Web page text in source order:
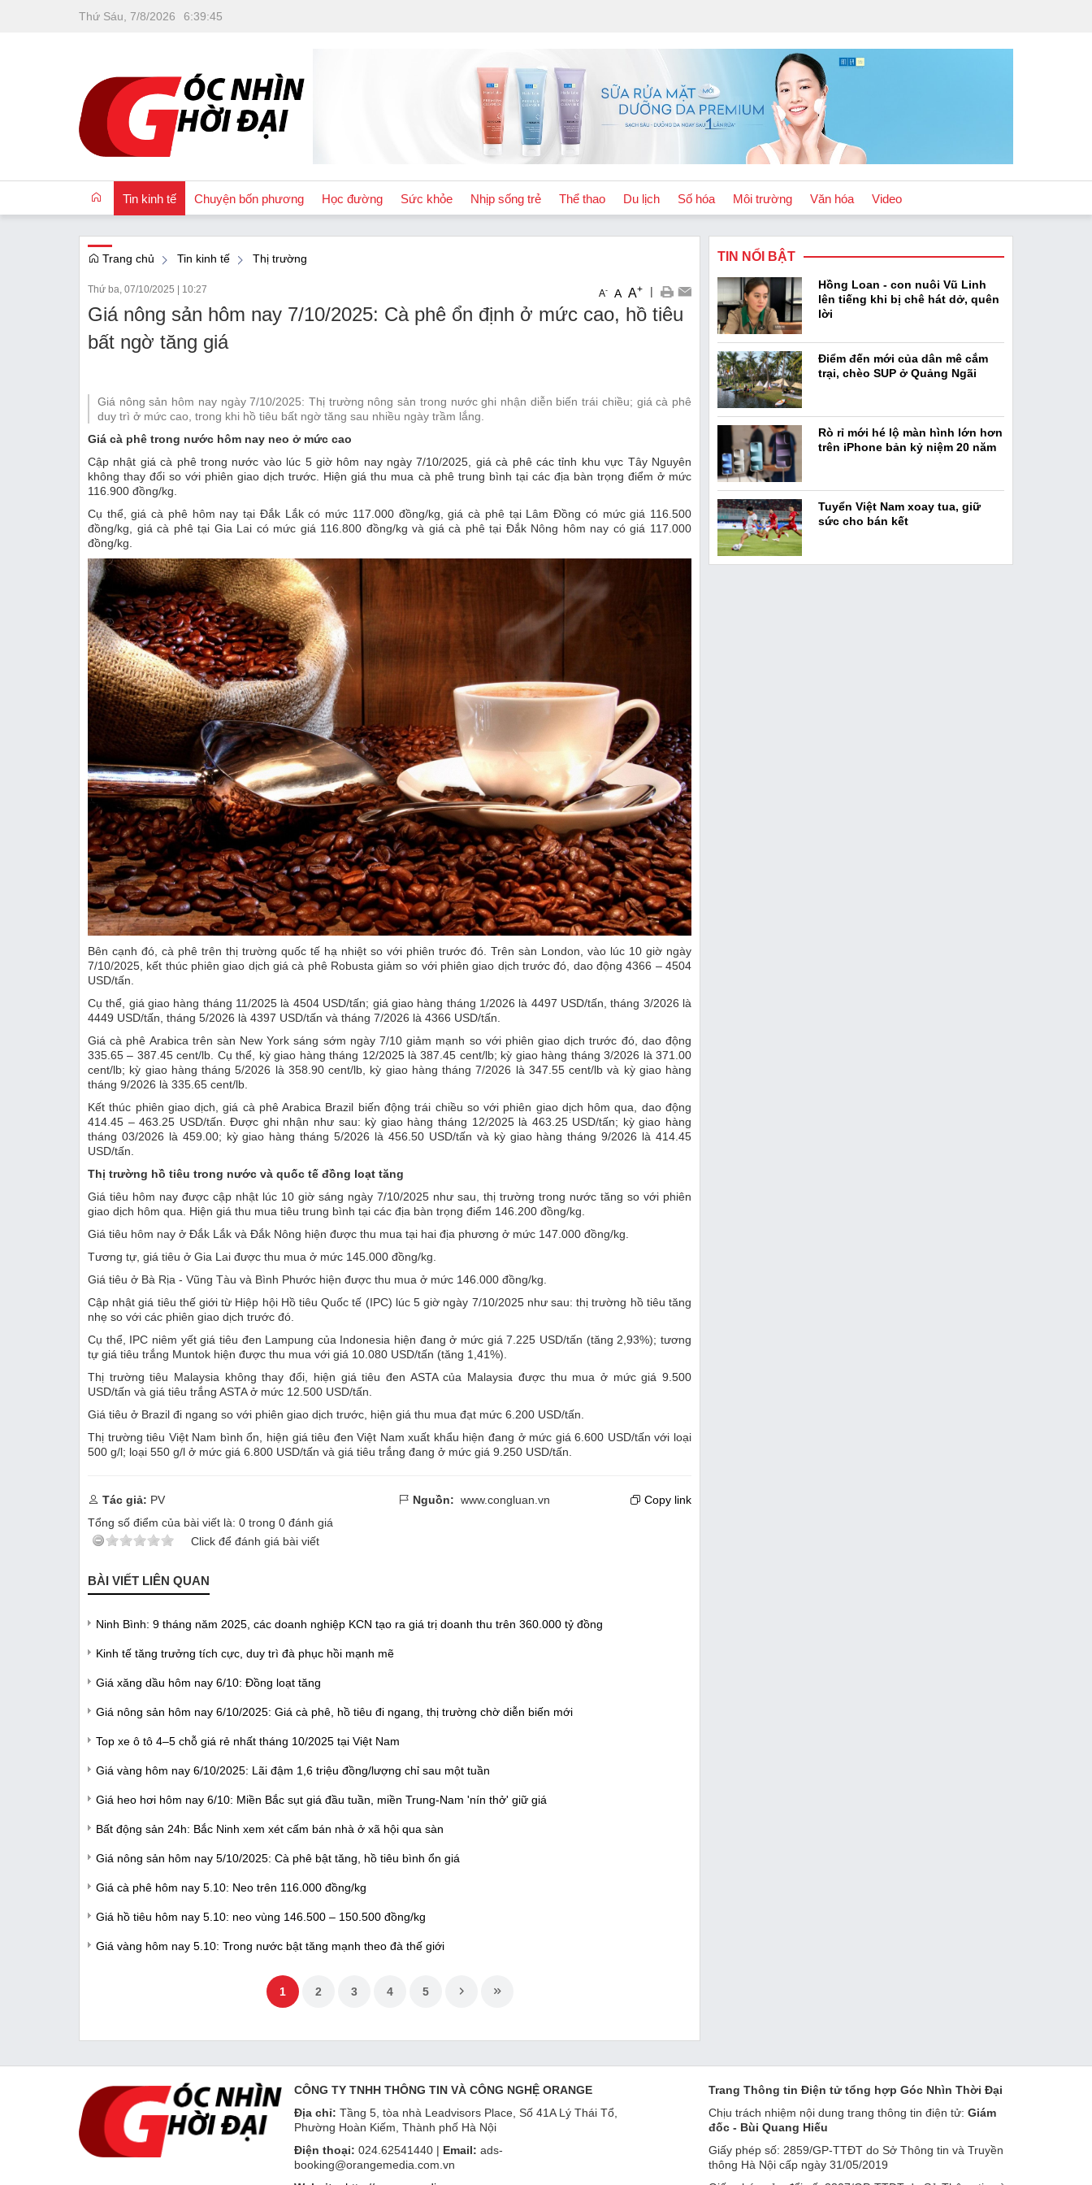
Thứ Sáu, 7/8/2026 6:39:46
Tin kinh tế
Tài chính
Nhà đất
Emagazine
Chuyện bốn phương Học đường Sức khỏe Nhịp sống trẻ Thể thao Du lịch Số hóa Môi trường Văn hóa
Podcast
Video
Trang chủ Tin kinh tế Thị trường
Thứ ba, 07/10/2025 | 10:27 A- A A+ |
Giá nông sản hôm nay 7/10/2025: Cà phê ổn định ở mức cao, hồ tiêu
bất ngờ tăng giá
Giá nông sản hôm nay ngày 7/10/2025: Thị trường nông sản trong nước ghi nhận diễn biến trái chiều; giá cà phê
duy trì ở mức cao, trong khi hồ tiêu bất ngờ tăng sau nhiều ngày trầm lắng.
Giá cà phê trong nước hôm nay neo ở mức cao
Cập nhật giá cà phê trong nước vào lúc 5 giờ hôm nay ngày 7/10/2025, giá cà phê các tỉnh khu vực Tây Nguyên
không thay đổi so với phiên giao dịch trước. Hiện giá thu mua cà phê trung bình tại các địa bàn trọng điểm ở mức
116.900 đồng/kg.
Cụ thể, giá cà phê hôm nay tại Đắk Lắk có mức 117.000 đồng/kg, giá cà phê tại Lâm Đồng có mức giá 116.500
đồng/kg, giá cà phê tại Gia Lai có mức giá 116.800 đồng/kg và giá cà phê tại Đắk Nông hôm nay có giá 117.000
đồng/kg.
Bên cạnh đó, cà phê trên thị trường quốc tế hạ nhiệt so với phiên trước đó. Trên sàn London, vào lúc 10 giờ ngày
7/10/2025, kết thúc phiên giao dịch giá cà phê Robusta giảm so với phiên giao dịch trước đó, dao động 4366 – 4504
USD/tấn.
Cụ thể, giá giao hàng tháng 11/2025 là 4504 USD/tấn; giá giao hàng tháng 1/2026 là 4497 USD/tấn, tháng 3/2026 là
4449 USD/tấn, tháng 5/2026 là 4397 USD/tấn và tháng 7/2026 là 4366 USD/tấn.
Giá cà phê Arabica trên sàn New York sáng sớm ngày 7/10 giảm mạnh so với phiên giao dịch trước đó, dao động
335.65 – 387.45 cent/lb. Cụ thể, kỳ giao hàng tháng 12/2025 là 387.45 cent/lb; kỳ giao hàng tháng 3/2026 là 371.00
cent/lb; kỳ giao hàng tháng 5/2026 là 358.90 cent/lb, kỳ giao hàng tháng 7/2026 là 347.55 cent/lb và kỳ giao hàng
tháng 9/2026 là 335.65 cent/lb.
Kết thúc phiên giao dịch, giá cà phê Arabica Brazil biến động trái chiều so với phiên giao dịch hôm qua, dao động
414.45 – 463.25 USD/tấn. Được ghi nhận như sau: kỳ giao hàng tháng 12/2025 là 463.25 USD/tấn; kỳ giao hàng
tháng 03/2026 là 459.00; kỳ giao hàng tháng 5/2026 là 456.50 USD/tấn và kỳ giao hàng tháng 9/2026 là 414.45
USD/tấn.
Thị trường hồ tiêu trong nước và quốc tế đồng loạt tăng
Giá tiêu hôm nay được cập nhật lúc 10 giờ sáng ngày 7/10/2025 như sau, thị trường trong nước tăng so với phiên
giao dịch hôm qua. Hiện giá thu mua tiêu trung bình tại các địa bàn trọng điểm 146.200 đồng/kg.
Giá tiêu hôm nay ở Đắk Lắk và Đắk Nông hiện được thu mua tại hai địa phương ở mức 147.000 đồng/kg.
Tương tự, giá tiêu ở Gia Lai được thu mua ở mức 145.000 đồng/kg.
Giá tiêu ở Bà Rịa - Vũng Tàu và Bình Phước hiện được thu mua ở mức 146.000 đồng/kg.
Cập nhật giá tiêu thế giới từ Hiệp hội Hồ tiêu Quốc tế (IPC) lúc 5 giờ ngày 7/10/2025 như sau: thị trường hồ tiêu tăng
nhẹ so với các phiên giao dịch trước đó.
Cụ thể, IPC niêm yết giá tiêu đen Lampung của Indonesia hiện đang ở mức giá 7.225 USD/tấn (tăng 2,93%); tương
tự giá tiêu trắng Muntok hiện được thu mua với giá 10.080 USD/tấn (tăng 1,41%).
Thị trường tiêu Malaysia không thay đổi, hiện giá tiêu đen ASTA của Malaysia được thu mua ở mức giá 9.500
USD/tấn và giá tiêu trắng ASTA ở mức 12.500 USD/tấn.
Giá tiêu ở Brazil đi ngang so với phiên giao dịch trước, hiện giá thu mua đạt mức 6.200 USD/tấn.
Thị trường tiêu Việt Nam bình ổn, hiện giá tiêu đen Việt Nam xuất khẩu hiện đang ở mức giá 6.600 USD/tấn với loại
500 g/l; loại 550 g/l ở mức giá 6.800 USD/tấn và giá tiêu trắng đang ở mức giá 9.250 USD/tấn.
Tác giả: PV Nguồn: www.congluan.vn
Copy link
Tổng số điểm của bài viết là: 0 trong 0 đánh giá
Click để đánh giá bài viết
BÀI VIẾT LIÊN QUAN
Ninh Bình: 9 tháng năm 2025, các doanh nghiệp KCN tạo ra giá trị doanh thu trên 360.000 tỷ đồng
Kinh tế tăng trưởng tích cực, duy trì đà phục hồi mạnh mẽ
Giá xăng dầu hôm nay 6/10: Đồng loạt tăng
Giá nông sản hôm nay 6/10/2025: Giá cà phê, hồ tiêu đi ngang, thị trường chờ diễn biến mới
Top xe ô tô 4–5 chỗ giá rẻ nhất tháng 10/2025 tại Việt Nam
Giá vàng hôm nay 6/10/2025: Lãi đậm 1,6 triệu đồng/lượng chỉ sau một tuần
Giá heo hơi hôm nay 6/10: Miền Bắc sụt giá đầu tuần, miền Trung-Nam 'nín thở' giữ giá
Bất động sản 24h: Bắc Ninh xem xét cấm bán nhà ở xã hội qua sàn
Giá nông sản hôm nay 5/10/2025: Cà phê bật tăng, hồ tiêu bình ổn giá
Giá cà phê hôm nay 5.10: Neo trên 116.000 đồng/kg
Giá hồ tiêu hôm nay 5.10: neo vùng 146.500 – 150.500 đồng/kg
Giá vàng hôm nay 5.10: Trong nước bật tăng mạnh theo đà thế giới
1 2 3 4 5
TIN NỔI BẬT
Hồng Loan - con nuôi Vũ Linh
lên tiếng khi bị chê hát dở, quên
lời
Điểm đến mới của dân mê cắm
trại, chèo SUP ở Quảng Ngãi
Rò rỉ mới hé lộ màn hình lớn hơn
trên iPhone bản kỷ niệm 20 năm
Tuyển Việt Nam xoay tua, giữ
sức cho bán kết
CÔNG TY TNHH THÔNG TIN VÀ CÔNG NGHỆ ORANGE
Địa chỉ: Tầng 5, tòa nhà Leadvisors Place, Số 41A Lý Thái Tổ,
Phường Hoàn Kiếm, Thành phố Hà Nội
Điện thoại: 024.62541440 | Email: ads-
booking@orangemedia.com.vn
Trang Thông tin Điện tử tổng hợp Góc Nhìn Thời Đại
Chịu trách nhiệm nội dung trang thông tin điện tử: Giám
đốc - Bùi Quang Hiếu
Giấy phép số: 2859/GP-TTĐT do Sở Thông tin và Truyền
thông Hà Nội cấp ngày 31/05/2019